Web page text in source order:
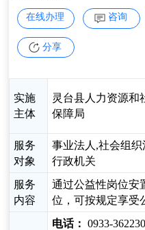
在线办理 咨询
分享
实施
主体
灵台县人力资源和
保障局
服务
对象
事业法人,社会组织
行政机关
服务
内容
通过公益性岗位安
位，可按规定享受
电话： 0933-